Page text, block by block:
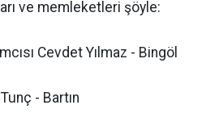
ve memleketleri şöyle:
Cevdet Yılmaz - Bingöl
- Bartın